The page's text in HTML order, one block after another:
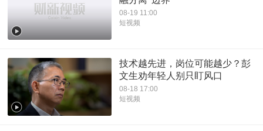
08-19 11:00
短视频
技术越先进，岗位可能越少？彭
文生劝年轻人别只盯风口
08-18 17:00
短视频